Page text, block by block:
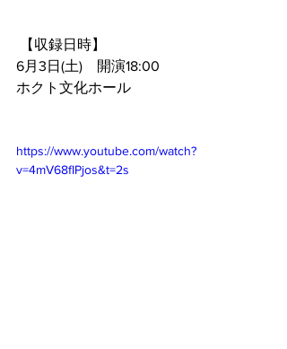
【収録日時】
6月3日(土)　開演18:00
ホクト文化ホール
https://www.youtube.com/watch?
v=4mV68fIPjos&t=2s